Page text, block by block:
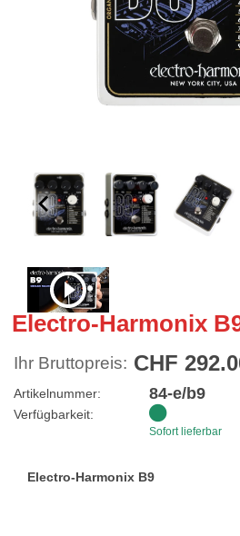
Electro-Harmonix
Ihr Bruttopreis: CHF
Artikelnummer: 84-e/b9
Verfügbarkeit:
Sofort lieferbar
Electro-Harmonix B9